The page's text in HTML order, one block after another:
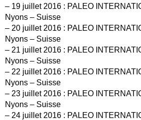
– 19 juillet 2016 : PALEO
Nyons – Suisse
– 20 juillet 2016 : PALEO
Nyons – Suisse
– 21 juillet 2016 : PALEO
Nyons – Suisse
– 22 juillet 2016 : PALEO
Nyons – Suisse
– 23 juillet 2016 : PALEO
Nyons – Suisse
– 24 juillet 2016 : PALEO